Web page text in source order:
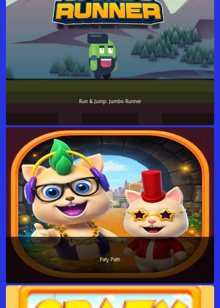
Run & Jump: Jumbo Runner
Paty Path